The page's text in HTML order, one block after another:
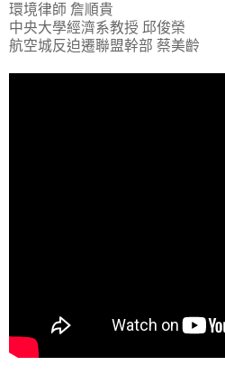
環境律師 詹順貴
中央大學經濟系教授 邱俊榮
航空城反迫遷聯盟幹部 蔡美齡